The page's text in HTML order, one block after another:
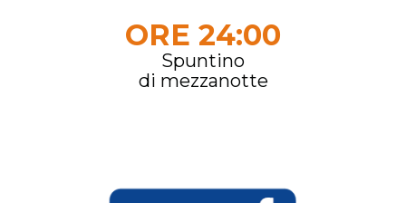
ORE 24:00
Spuntino
di mezzanotte